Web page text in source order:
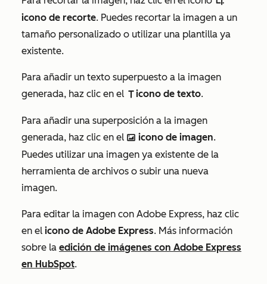
icono de recorte. Puedes recortar la imagen a un
tamaño personalizado o utilizar una plantilla ya
existente.
Para añadir un texto superpuesto a la imagen
generada, haz clic en el textIconicono de texto.
Para añadir una superposición a la imagen
generada, haz clic en el insertImageIcon icono de imagen.
Puedes utilizar una imagen ya existente de la
herramienta de archivos o subir una nueva
imagen.
Para editar la imagen con Adobe Express, haz clic
en el icono de Adobe Express. Más información
sobre la edición de imágenes con Adobe Express
en HubSpot.